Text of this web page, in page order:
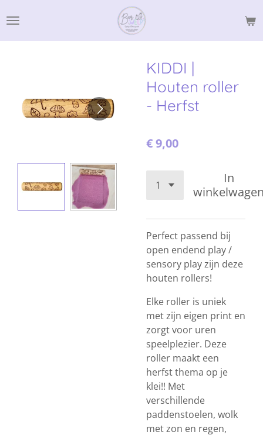
direct
naar
KIDDI |
Houten roller
- Herfst
€ 9,00
In
Perfect passend bij
open endend play /
sensory play zijn deze
houten rollers!
Elke roller is uniek
met zijn eigen print en
zorgt voor uren
speelplezier. Deze
roller maakt een
herfst thema op je
klei!! Met
verschillende
paddenstoelen, wolk
met zon en regen,